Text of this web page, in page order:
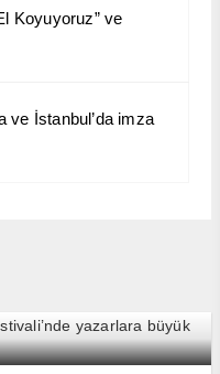
Koyuyoruz” ve
ve İstanbul’da imza